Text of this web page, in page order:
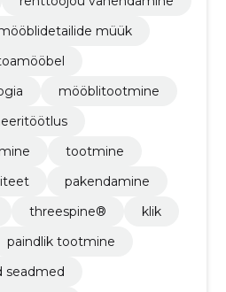
müük
mööblitootmine
tootmine
pakendamine
threespine®
klik
paindlik tootmine
seadmed